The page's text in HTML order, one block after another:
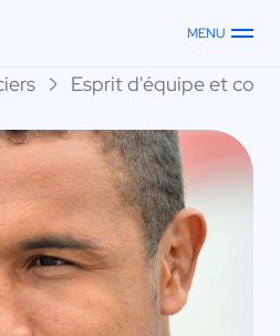
MENU
Esprit d'équipe et